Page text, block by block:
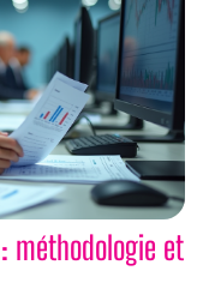
méthodologie et